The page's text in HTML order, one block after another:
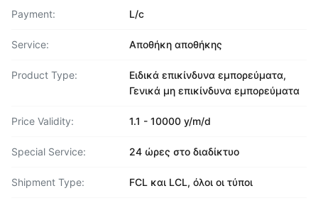
Payment: L/c
Service: Αποθήκη αποθήκης
Product Type:
Ειδικά επικίνδυνα εμπορεύματα,
Γενικά μη επικίνδυνα εμπορεύματα
Price Validity: 1.1 - 10000 y/m/d
Special Service: 24 ώρες στο διαδίκτυο
Shipment Type: FCL και LCL, όλοι οι τύποι